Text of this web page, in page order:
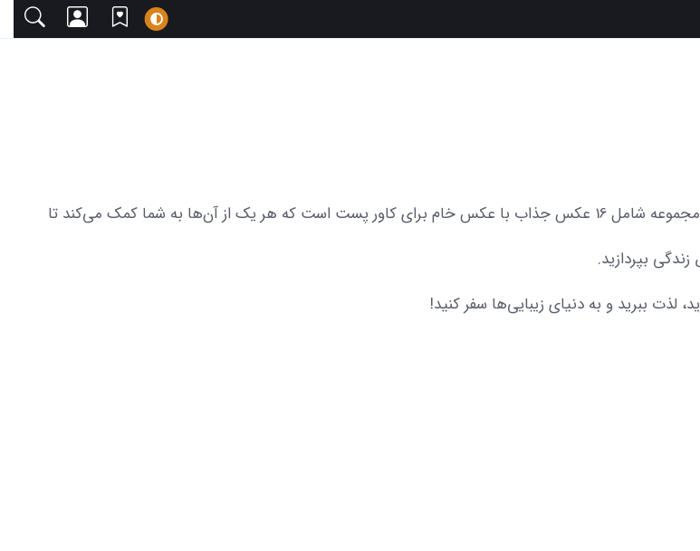
در اینجا شما را به تماشای مجموعه‌ای از عکس‌های متنوع و زیبا دعوت می‌کنیم. این مجموعه شامل 16 عکس جذاب با عکس خام برای کاور پست است که هر یک از آن‌ها به شما کمک می‌کند تا
بپردازید.
لذت ببرید و به دنیای زیبایی‌ها سفر کنید!